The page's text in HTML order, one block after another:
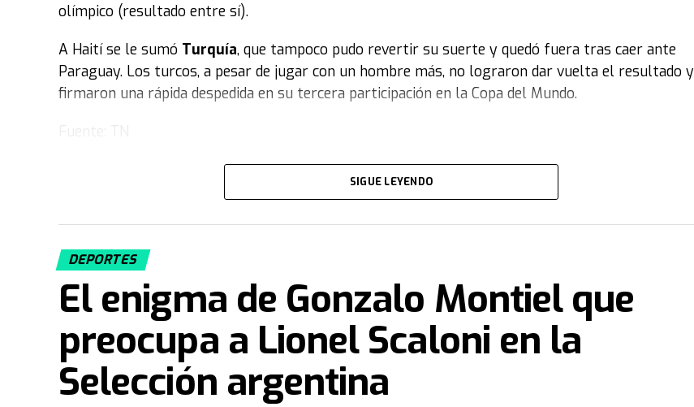
olímpico (resultado entre sí).
A Haití se le sumó Turquía, que tampoco pudo revertir su suerte y quedó fuera tras caer ante
Paraguay. Los turcos, a pesar de jugar con un hombre más, no lograron dar vuelta el resultado y
firmaron una rápida despedida en su tercera participación en la Copa del Mundo.
SIGUE LEYENDO
DEPORTES
El enigma de Gonzalo Montiel que
preocupa a Lionel Scaloni en la
Selección argentina